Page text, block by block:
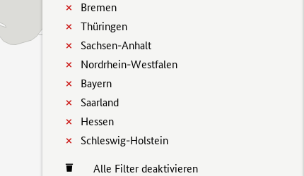
Bremen
Thüringen
Sachsen-Anhalt
Nordrhein-Westfalen
Bayern
Saarland
Hessen
Schleswig-Holstein
Alle Filter deaktivieren